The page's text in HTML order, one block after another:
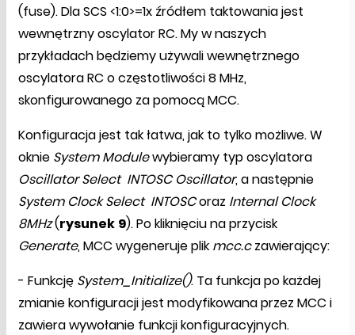
(fuse). Dla SCS <1:0>=1x źródłem taktowania jest
wewnętrzny oscylator RC. My w naszych
przykładach będziemy używali wewnętrznego
oscylatora RC o częstotliwości 8 MHz,
skonfigurowanego za pomocą MCC.
Konfiguracja jest tak łatwa, jak to tylko możliwe. W
oknie System Modulewybieramy typ oscylatora
Oscillator Select INTOSC Oscillator, a następnie
System Clock Select INTOSCoraz Internal Clock
8MHz(rysunek 9). Po kliknięciu na przycisk
Generate, MCC wygeneruje plik mcc.czawierający:
- Funkcję System_Initialize(). Ta funkcja po każdej
zmianie konfiguracji jest modyfikowana przez MCC i
zawiera wywołanie funkcji konfiguracyjnych.